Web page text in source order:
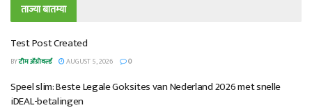
ताज्या बातम्या
Test Post Created
BYटीम ॲग्रोवर्ल्ड AUGUST 5, 2026 0
Speel slim: Beste Legale Goksites van Nederland 2026 met snelle
iDEAL-betalingen